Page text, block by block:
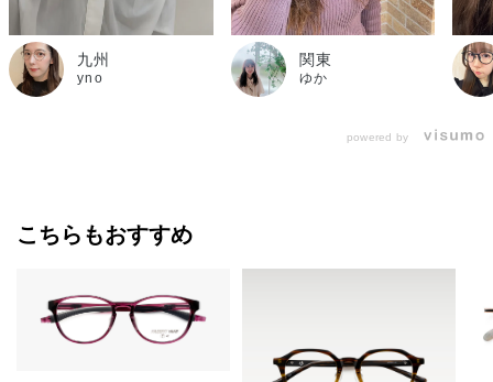
九州
yno
関東
ゆか
powered by
こちらもおすすめ